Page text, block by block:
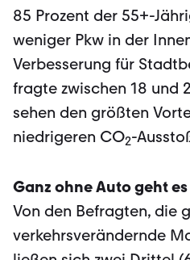
85 Prozent der 55+-
weniger Pkw in der
Verbesserung für
fragte zwischen 18 und
sehen den größten
niedrigeren CO2-
Ganz ohne Auto geht
Von den Befragten, die
verkehrsverändernde